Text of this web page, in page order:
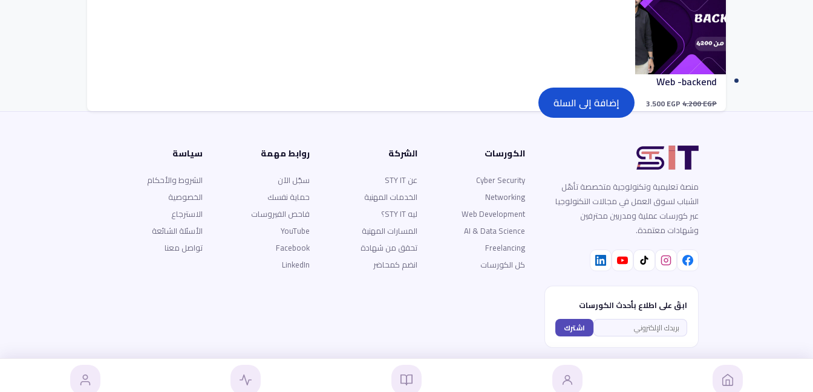
Web -backend
4.200EGP
3.500EGP إضافة إلى السلة
منصة تعليمية وتكنولوجية متخصصة تأهّل
الشباب لسوق العمل في مجالات التكنولوجيا
عبر كورسات عملية ومدربين محترفين
وشهادات معتمدة.
ابقَ على اطلاع بأحدث الكورسات
اشترك
الكورسات
Cyber Security
Networking
Web Development
AI & Data Science
Freelancing
كل الكورسات
الشركة
عن STY IT
الخدمات المهنية
ليه STY IT؟
المسارات المهنية
تحقق من شهادة
انضم كمحاضر
روابط مهمة
سجّل الآن
حماية نفسك
فاحص الفيروسات
YouTube
Facebook
LinkedIn
سياسة
الشروط والأحكام
الخصوصية
الاسترجاع
الأسئلة الشائعة
تواصل معنا